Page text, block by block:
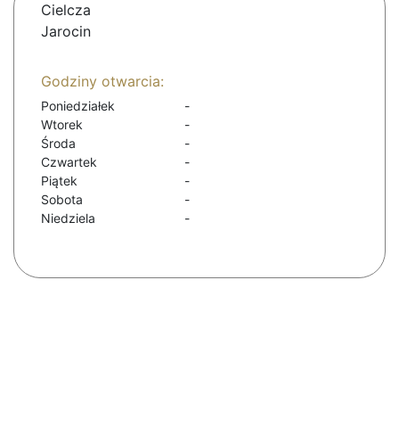
Cielcza
Jarocin
Godziny otwarcia:
Poniedziałek
-
Wtorek
-
Środa
-
Czwartek
-
Piątek
-
Sobota
-
Niedziela
-